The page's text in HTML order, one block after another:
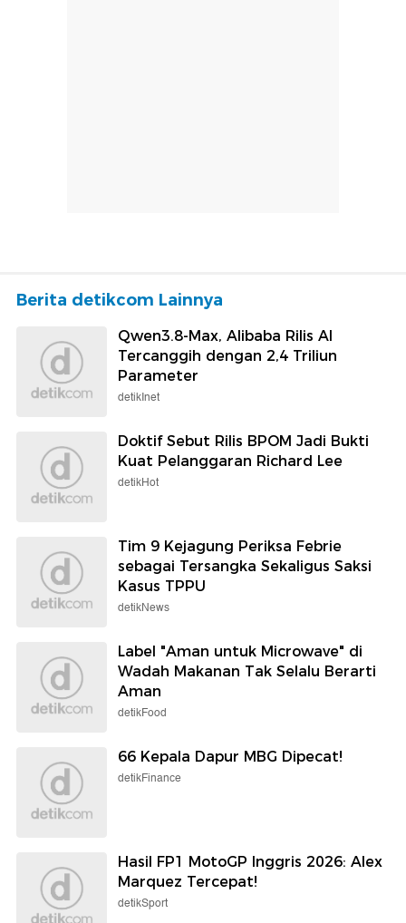
Berita detikcom Lainnya
Qwen3.8-Max, Alibaba Rilis AI
Tercanggih dengan 2,4 Triliun
Parameter
detikInet
Doktif Sebut Rilis BPOM Jadi Bukti
Kuat Pelanggaran Richard Lee
detikHot
Tim 9 Kejagung Periksa Febrie
sebagai Tersangka Sekaligus Saksi
Kasus TPPU
detikNews
Label "Aman untuk Microwave" di
Wadah Makanan Tak Selalu Berarti
Aman
detikFood
66 Kepala Dapur MBG Dipecat!
detikFinance
Hasil FP1 MotoGP Inggris 2026: Alex
Marquez Tercepat!
detikSport